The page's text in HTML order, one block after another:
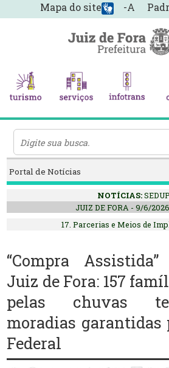
-A
Mapa do site
Portal de Notícias
NOTÍCIAS:
JUIZ DE FORA - 9/6/
17. Parcerias e Meios de
“Compra
Juiz de Fora: 157
pelas chuvas
moradias garantidas
Federal